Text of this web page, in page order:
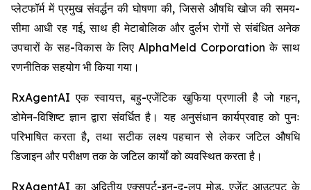
प्लेटफॉर्म में प्रमुख संवर्द्धन की घोषणा की, जिससे औषधि खोज की समय-
सीमा आधी रह गई, साथ ही मेटाबोलिक और दुर्लभ रोगों से संबंधित अनेक
उपचारों के सह-विकास के लिए AlphaMeld Corporation के साथ
रणनीतिक सहयोग भी किया गया।
RxAgentAI एक स्वायत्त, बहु-एजेंटिक खुफिया प्रणाली है जो गहन,
डोमेन-विशिष्ट ज्ञान द्वारा संवर्धित है। यह अनुसंधान कार्यप्रवाह को पुनः
परिभाषित करता है, तथा सटीक लक्ष्य पहचान से लेकर जटिल औषधि
डिजाइन और परीक्षण तक के जटिल कार्यों को व्यवस्थित करता है।
RxAgentAI का अद्वितीय एक्सपर्ट-इन-द-लूप मोड, एजेंट आउटपुट के